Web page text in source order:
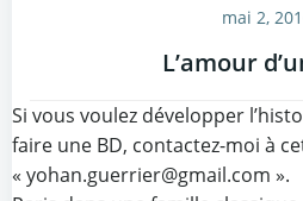
mai 2,
L’amour
Si vous voulez développer
faire une BD, contactez-moi à
« yohan.guerrier@gmail.com ».